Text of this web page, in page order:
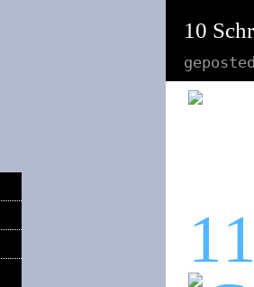
10